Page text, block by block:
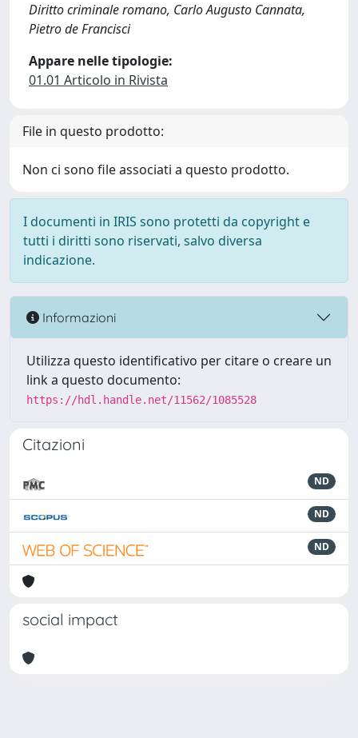
Diritto criminale romano, Carlo Augusto Cannata,
Pietro de Francisci
Appare nelle tipologie:
01.01 Articolo in Rivista
File in questo prodotto:
Non ci sono file associati a questo prodotto.
I documenti in IRIS sono protetti da copyright e
tutti i diritti sono riservati, salvo diversa
indicazione.
Informazioni
Utilizza questo identificativo per citare o creare un
link a questo documento:
https://hdl.handle.net/11562/1085528
Citazioni
ND
ND
ND
social impact